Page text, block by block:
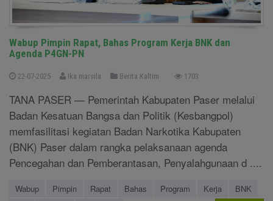
Wabup Pimpin Rapat, Bahas Program Kerja BNK dan
Agenda P4GN-PN
22-07-2025 Ika marsila Berita Kaltim 1703
TANA PASER — Pemerintah Kabupaten Paser melalui
Badan Kesatuan Bangsa dan Politik (Kesbangpol)
memfasilitasi kegiatan Badan Narkotika Kabupaten
(BNK) Paser dalam rangka pelaksanaan agenda
Pencegahan dan Pemberantasan, Penyalahgunaan d ....
Wabup Pimpin Rapat Bahas Program Kerja
BNK